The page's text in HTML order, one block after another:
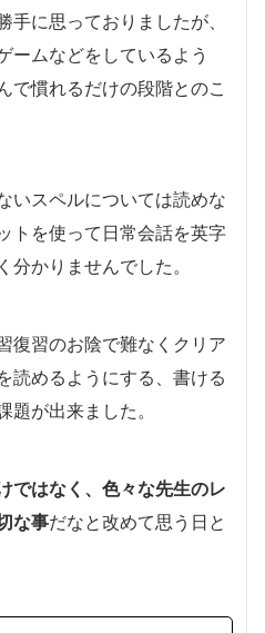
に思っておりましたが、
ームなどをしているよう
で慣れるだけの段階とのこ
いスペルについては読めな
トを使って日常会話を英字
分かりませんでした。
復習のお陰で難なくクリア
読めるようにする、書ける
題が出来ました。
ではなく、色々な先生のレ
な事だなと改めて思う日と